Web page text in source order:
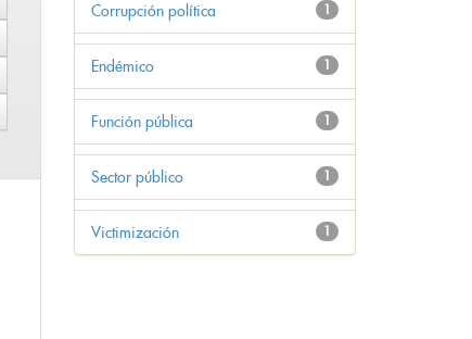
1
Corrupción política
1
Endémico
1
Función pública
1
Sector público
1
Victimización